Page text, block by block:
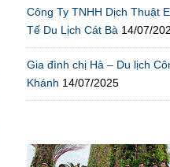
Công Ty TNHH Dịch Thuật
Tế Du Lịch Cát Bà 14/07/
Gia đình chị Hà – Du lịch
Khánh 14/07/2025